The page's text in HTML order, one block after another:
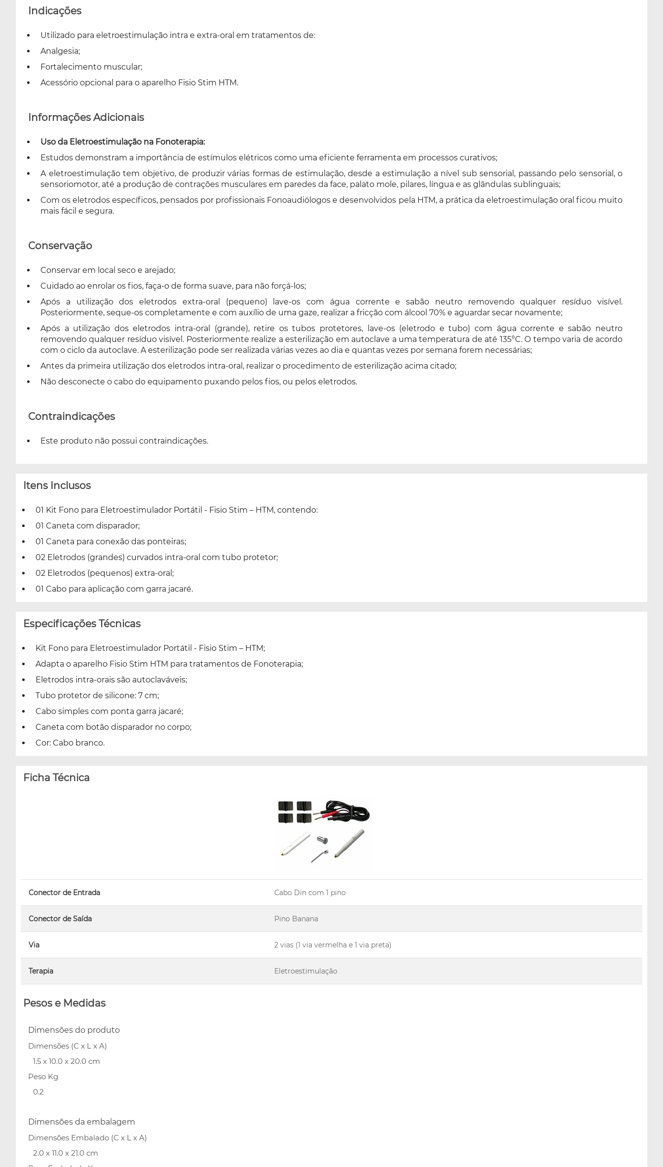
Indicações
Utilizado para eletroestimulação intra e extra-oral em tratamentos de:
Analgesia;
Fortalecimento muscular;
Acessório opcional para o aparelho Fisio Stim HTM.
Informações Adicionais
Uso da Eletroestimulação na Fonoterapia:
Estudos demonstram a importância de estímulos elétricos como uma eficiente ferramenta em processos curativos;
A eletroestimulação tem objetivo, de produzir várias formas de estimulação, desde a estimulação a nível sub sensorial, passando pelo sensorial, o
sensoriomotor, até a produção de contrações musculares em paredes da face, palato mole, pilares, língua e as glândulas sublinguais;
Com os eletrodos específicos, pensados por profissionais Fonoaudiólogos e desenvolvidos pela HTM, a prática da eletroestimulação oral ficou muito
mais fácil e segura.
Conservação
Conservar em local seco e arejado;
Cuidado ao enrolar os fios, faça-o de forma suave, para não forçá-los;
Após a utilização dos eletrodos extra-oral (pequeno) lave-os com água corrente e sabão neutro removendo qualquer resíduo visível.
Posteriormente, seque-os completamente e com auxílio de uma gaze, realizar a fricção com álcool 70% e aguardar secar novamente;
Após a utilização dos eletrodos intra-oral (grande), retire os tubos protetores, lave-os (eletrodo e tubo) com água corrente e sabão neutro
removendo qualquer resíduo visível. Posteriormente realize a esterilização em autoclave a uma temperatura de até 135°C. O tempo varia de acordo
com o ciclo da autoclave. A esterilização pode ser realizada várias vezes ao dia e quantas vezes por semana forem necessárias;
Antes da primeira utilização dos eletrodos intra-oral, realizar o procedimento de esterilização acima citado;
Não desconecte o cabo do equipamento puxando pelos fios, ou pelos eletrodos.
Contraindicações
Este produto não possui contraindicações.
Itens Inclusos
01 Kit Fono para Eletroestimulador Portátil - Fisio Stim – HTM, contendo:
01 Caneta com disparador;
01 Caneta para conexão das ponteiras;
02 Eletrodos (grandes) curvados intra-oral com tubo protetor;
02 Eletrodos (pequenos) extra-oral;
01 Cabo para aplicação com garra jacaré.
Especificações Técnicas
Kit Fono para Eletroestimulador Portátil - Fisio Stim – HTM;
Adapta o aparelho Fisio Stim HTM para tratamentos de Fonoterapia;
Eletrodos intra-orais são autoclaváveis;
Tubo protetor de silicone: 7 cm;
Cabo simples com ponta garra jacaré;
Caneta com botão disparador no corpo;
Cor: Cabo branco.
Ficha Técnica
Conector de Entrada Cabo Din com 1 pino
Conector de Saída Pino Banana
Via 2 vias (1 via vermelha e 1 via preta)
Terapia Eletroestimulação
Pesos e Medidas
Dimensões do produto
Dimensões (C x L x A)
1.5 x 10.0 x 20.0 cm
Peso Kg
0.2
Dimensões da embalagem
Dimensões Embalado (C x L x A)
2.0 x 11.0 x 21.0 cm